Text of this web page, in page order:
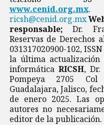
www.cenid.org.mx.
ricsh@cenid.org.mx
responsable; Dr.
Reservas de Derechos
031317020900-102,
la última actualización
informática RICSH, Dr.
Pompeya 2705 Col
Guadalajara, Jalisco,
de enero 2025. Las
autores no
editor de la publicación.